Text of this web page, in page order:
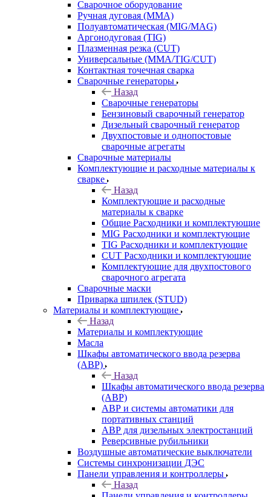
Сварочное оборудование
Ручная дуговая (MMA)
Полуавтоматическая (MIG/MAG)
Аргонодуговая (TIG)
Плазменная резка (CUT)
Универсальные (MMA/TIG/CUT)
Контактная точечная сварка
Сварочные генераторы
Назад
Сварочные генераторы
Бензиновый сварочный генератор
Дизельный сварочный генератор
Двухпостовые и однопостовые
сварочные агрегаты
Сварочные материалы
Комплектующие и расходные материалы к
сварке
Назад
Комплектующие и расходные
материалы к сварке
Общие Расходники и комплектующие
MIG Расходники и комплектующие
TIG Расходники и комплектующие
CUT Расходники и комплектующие
Комплектующие для двухпостового
сварочного агрегата
Сварочные маски
Приварка шпилек (STUD)
Материалы и комплектующие
Назад
Материалы и комплектующие
Масла
Шкафы автоматического ввода резерва
(АВР)
Назад
Шкафы автоматического ввода резерва
(АВР)
АВР и системы автоматики для
портативных станций
АВР для дизельных электростанций
Реверсивные рубильники
Воздушные автоматические выключатели
Системы синхронизации ДЭС
Панели управления и контроллеры
Назад